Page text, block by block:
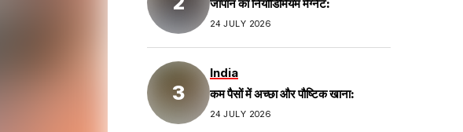
जापान का नियोडिमियम मैग्नेट:
24 JULY 2026
India
कम पैसों में अच्छा और पौष्टिक खाना:
24 JULY 2026